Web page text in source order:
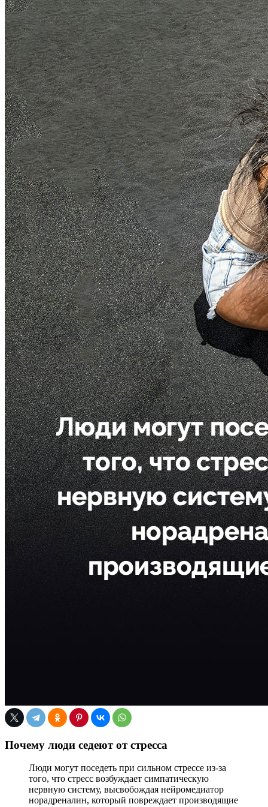
Почему люди седеют от стресса
Люди могут поседеть при сильном стрессе из-за
того, что стресс возбуждает симпатическую
нервную систему, высвобождая нейромедиатор
норадреналин, который повреждает производящие